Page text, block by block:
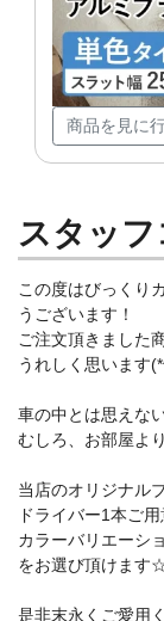
商品を見に
スタッフ
この度はびっくり
うございます！
ご注文頂きました
うれしく思います
車の中とは思えな
むしろ、お部屋よ
当店のオリジナル
ドライバー1本ご
カラーバリエーシ
をお選び頂けます
是非末永くご愛用